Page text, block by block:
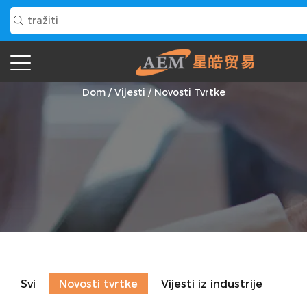
Novosti Tvrtke
Dom/Vijesti /Novosti Tvrtke
Svi Novosti tvrtke Vijesti iz industrije